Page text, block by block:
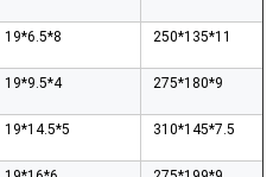
19*6.5*8 250*135*11
19*9.5*4 275*180*9
19*14.5*5 310*145*7.5